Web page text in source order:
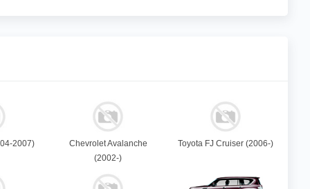
2007)
Chevrolet Avalanche
(2002-)
Toyota FJ Cruiser (2006-)